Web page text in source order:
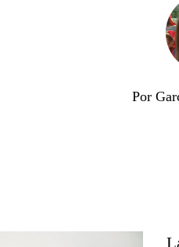
Por